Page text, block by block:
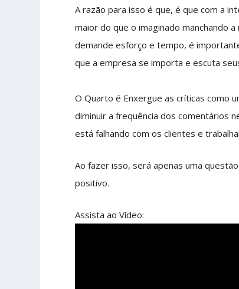
A razão para isso é que, é que com a
maior do que o imaginado manchando
demande esforço e tempo, é
que a empresa se importa e escuta
O Quarto é Enxergue as críticas como
diminuir a frequência dos comentários
está falhando com os clientes e
Ao fazer isso, será apenas uma
positivo.
Assista ao Vídeo: